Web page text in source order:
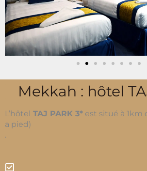
Mekkah : hôtel
L’hôtel TAJ PARK 3* est situé à 1km
a pied)
.